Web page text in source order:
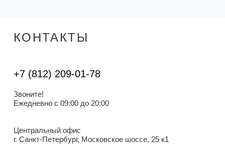
КОНТАКТЫ
+7 (812) 209-01-78
Звоните!
Ежедневно с 09:00 до 20:00
Центральный офис
г. Санкт-Петербург, Московское шоссе, 25 к1